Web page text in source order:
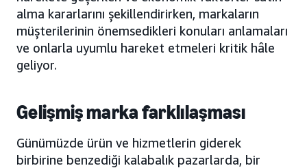
alma kararlarını şekillendirirken, markaların
müşterilerinin önemsedikleri konuları anlamaları
ve onlarla uyumlu hareket etmeleri kritik hâle
geliyor.
Gelişmiş marka farklılaşması
Günümüzde ürün ve hizmetlerin giderek
birbirine benzediği kalabalık pazarlarda, bir